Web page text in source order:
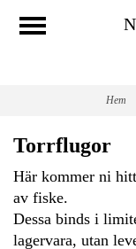
Hem
Torrflugor
Här kommer ni
av fiske.
Dessa binds i
lagervara, utan